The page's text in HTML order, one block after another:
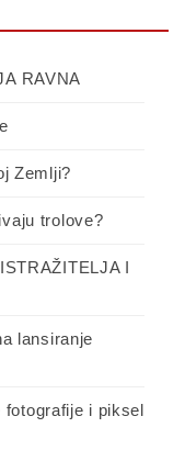
RAVNA
Zemlji?
trolove?
I
lansiranje
i piksel